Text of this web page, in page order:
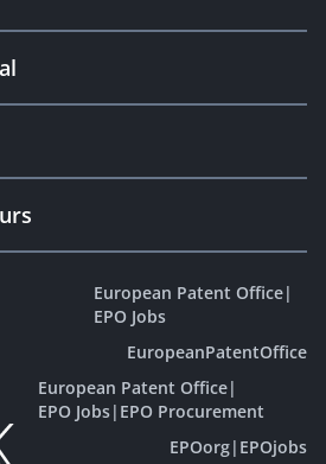
European Patent Office|
EPO Jobs
EuropeanPatentOffice
European Patent Office|
EPO Jobs| EPO Procurement
EPOorg| EPOjobs